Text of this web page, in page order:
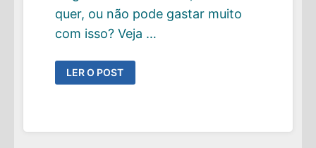
quer, ou não pode gastar muito
com isso? Veja …
GUEST
POST:
7
PODE
LER O POST